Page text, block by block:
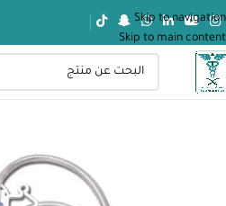
Skip to navigation
Skip to main content